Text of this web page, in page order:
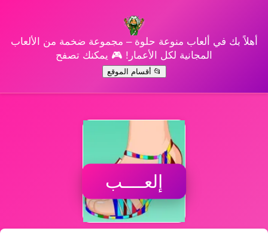
أهلاً بك في ألعاب منوعة حلوة – مجموعة ضخمة من الألعاب
المجانية لكل الأعمار! 🎮 يمكنك تصفح
📂 أقسام الموقع
إلعــــب